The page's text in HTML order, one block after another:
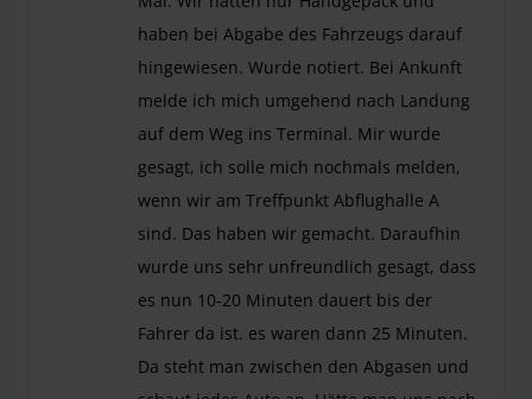
haben bei Abgabe des Fahrzeugs darauf
hingewiesen. Wurde notiert. Bei Ankunft
melde ich mich umgehend nach Landung
auf dem Weg ins Terminal. Mir wurde
gesagt, ich solle mich nochmals melden,
wenn wir am Treffpunkt Abflughalle A
sind. Das haben wir gemacht. Daraufhin
wurde uns sehr unfreundlich gesagt, dass
es nun 10-20 Minuten dauert bis der
Fahrer da ist. es waren dann 25 Minuten.
Da steht man zwischen den Abgasen und